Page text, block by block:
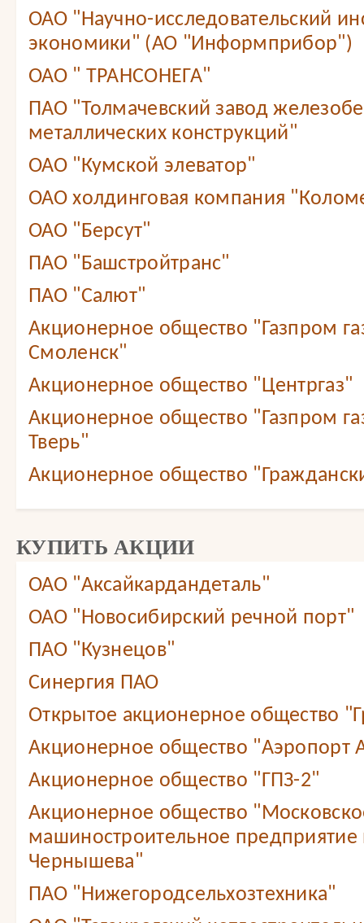
ОАО "Научно-исследовательский
экономики" (АО "Информприбор")
ОАО " ТРАНСОНЕГА"
ПАО "Толмачевский завод
металлических конструкций"
ОАО "Кумской элеватор"
ОАО холдинговая компания
ОАО "Берсут"
ПАО "Башстройтранс"
ПАО "Салют"
Акционерное общество "Газпром
Смоленск"
Акционерное общество "Центргаз"
Акционерное общество "Газпром
Тверь"
Акционерное общество
КУПИТЬ АКЦИИ
ОАО "Аксайкардандеталь"
ОАО "Новосибирский речной порт"
ПАО "Кузнецов"
Синергия ПАО
Открытое акционерное общество
Акционерное общество "Аэропорт
Акционерное общество "ГПЗ-2"
Акционерное общество
машиностроительное
Чернышева"
ПАО "Нижегородсельхозтехника"